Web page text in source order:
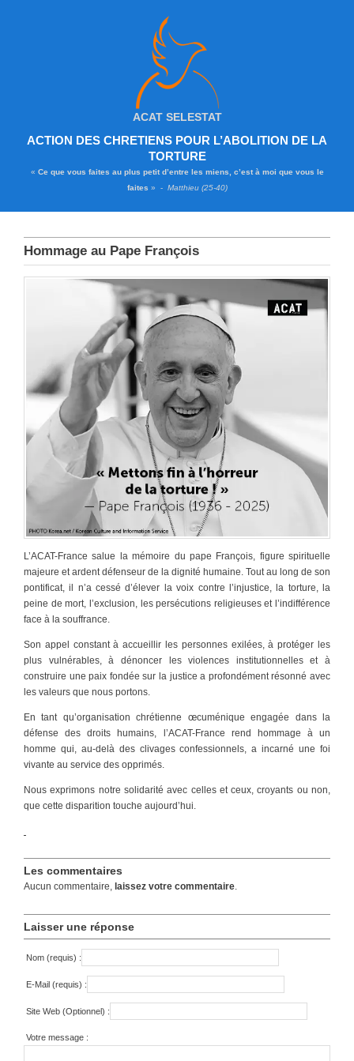
ACAT SELESTAT
ACTION DES CHRETIENS POUR L’ABOLITION DE LA
TORTURE
« Ce que vous faites au plus petit d’entre les miens, c’est à moi que vous le
faites » - Matthieu (25-40)
Hommage au Pape François
L’ACAT-France salue la mémoire du pape François, figure spirituelle
majeure et ardent défenseur de la dignité humaine. Tout au long de son
pontificat, il n’a cessé d’élever la voix contre l’injustice, la torture, la
peine de mort, l’exclusion, les persécutions religieuses et l’indifférence
face à la souffrance.
Son appel constant à accueillir les personnes exilées, à protéger les
plus vulnérables, à dénoncer les violences institutionnelles et à
construire une paix fondée sur la justice a profondément résonné avec
les valeurs que nous portons.
En tant qu’organisation chrétienne œcuménique engagée dans la
défense des droits humains, l’ACAT-France rend hommage à un
homme qui, au-delà des clivages confessionnels, a incarné une foi
vivante au service des opprimés.
Nous exprimons notre solidarité avec celles et ceux, croyants ou non,
que cette disparition touche aujourd’hui.
Les commentaires
Aucun commentaire, laissez votre commentaire
Laisser une réponse
Nom (requis) :
E-Mail (requis) :
Site Web (Optionnel) :
Votre message :